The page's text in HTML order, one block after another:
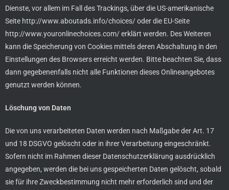
Dienste, vor allem im Fall des Trackings, über die US-amerikanische
Seite http://www.aboutads.info/choices/oder die EU-Seite
http://www.youronlinechoices.com/erklärt werden. Des Weiteren
kann die Speicherung von Cookies mittels deren Abschaltung in den
Einstellungen des Browsers erreicht werden. Bitte beachten Sie, dass
dann gegebenenfalls nicht alle Funktionen dieses Onlineangebotes
genutzt werden können.
Löschung von Daten
Die von uns verarbeiteten Daten werden nach Maßgabe der Art. 17
und 18 DSGVO gelöscht oder in ihrer Verarbeitung eingeschränkt.
Sofern nicht im Rahmen dieser Datenschutzerklärung ausdrücklich
angegeben, werden die bei uns gespeicherten Daten gelöscht, sobald
sie für ihre Zweckbestimmung nicht mehr erforderlich sind und der